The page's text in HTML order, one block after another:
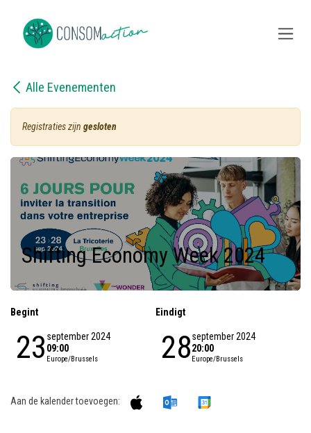
Alle Evenementen
Registraties zijn gesloten
Shifting Economy Week 2024
Begint
23 september 2024
09:00
Europe/Brussels
Eindigt
28september 2024
20:00
Europe/Brussels
Aan de kalender toevoegen: